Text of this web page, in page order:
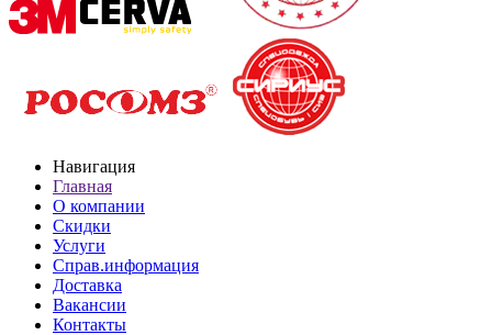
Навигация
Главная
О компании
Скидки
Услуги
Справ.информация
Доставка
Вакансии
Контакты